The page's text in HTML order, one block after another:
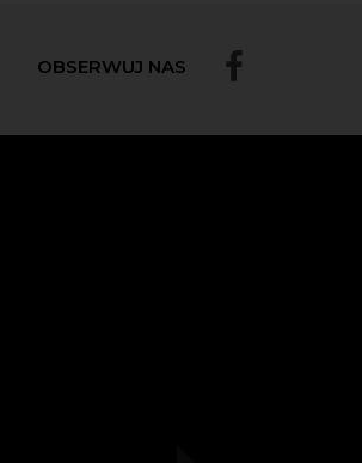
OBSERWUJ NAS